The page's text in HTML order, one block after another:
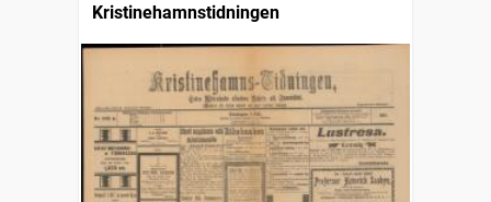
Kristinehamnstidningen